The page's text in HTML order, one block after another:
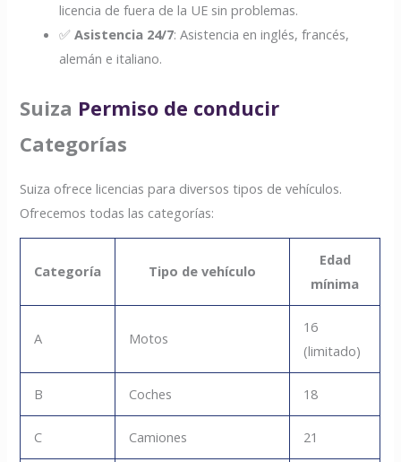
licencia de fuera de la UE sin problemas.
✅Asistencia 24/7: Asistencia en inglés, francés,
alemán e italiano.
Suiza Permiso de conducir
Categorías
Suiza ofrece licencias para diversos tipos de vehículos.
Ofrecemos todas las categorías:
Categoría Tipo de vehículo
Edad
mínima
A Motos
16
(limitado)
B Coches 18
C Camiones 21